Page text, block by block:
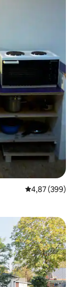
Priemerné
4,87 (399)